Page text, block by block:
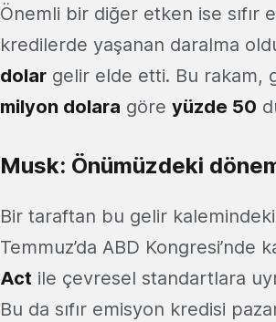
Önemli bir diğer etken ise sıfır
kredilerde yaşanan daralma
dolar gelir elde etti. Bu rakam,
milyon dolara göre yüzde 50
Musk: Önümüzdeki
Bir taraftan bu gelir
Temmuz’da ABD Kongresi’nde
Act ile çevresel standartlara
Bu da sıfır emisyon kredisi